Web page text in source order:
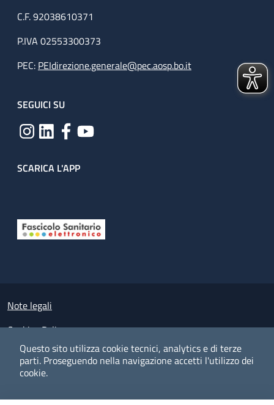
Questo sito utilizza cookie tecnici, analytics e di terze
parti. Proseguendo nella navigazione accetti l'utilizzo dei
cookie.
C.F. 92038610371
P.IVA 02553300373
PEC: PEIdirezione.generale@pec.aosp.bo.it
SEGUICI SU
SCARICA L'APP
Small prints
Note legali
Cookies Policy
Policy privacy e protezione del dato personale
Albo pretorio on-line